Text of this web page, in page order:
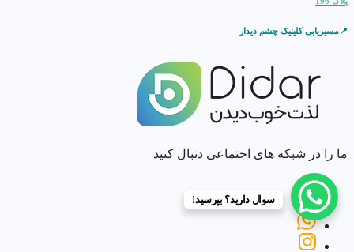
📍مسیریابی کلینیک چشم دیدار
ما را در شبکه های اجتماعی دنبال کنید
سوال دارید؟ بپرسید!